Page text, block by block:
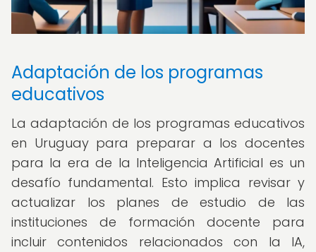
Adaptación de los programas
educativos
La adaptación de los programas educativos
en Uruguay para preparar a los docentes
para la era de la Inteligencia Artificial es un
desafío fundamental. Esto implica revisar y
actualizar los planes de estudio de las
instituciones de formación docente para
incluir contenidos relacionados con la IA,